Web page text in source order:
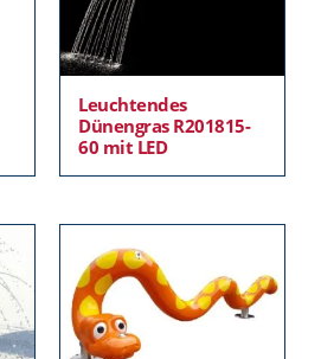
Leuchtendes
Dünengras R201815-
60 mit LED